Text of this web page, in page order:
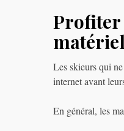
Profiter
Les skieurs qui
internet avant
En général, les